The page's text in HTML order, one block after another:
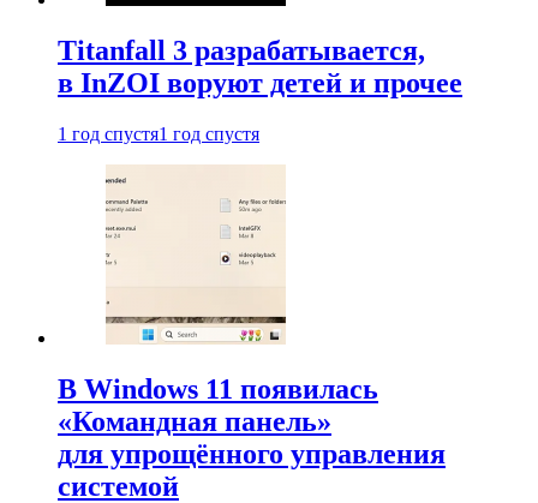
Titanfall 3 разрабатывается,
в InZOI воруют детей и прочее
1 год спустя1 год спустя
В Windows 11 появилась
«Командная панель»
для упрощённого управления
системой